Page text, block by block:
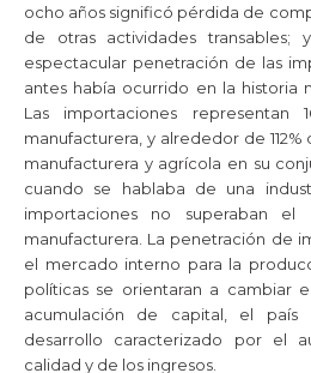
ocho años significó pérdida de
de otras actividades transables;
espectacular penetración de las
antes había ocurrido en la historia
Las importaciones representan
manufacturera, y alrededor de
manufacturera y agrícola en su
cuando se hablaba de una
importaciones no superaban
manufacturera. La penetración de
el mercado interno para la
políticas se orientaran a cambiar
acumulación de capital, el
desarrollo caracterizado por el
calidad y de los ingresos.